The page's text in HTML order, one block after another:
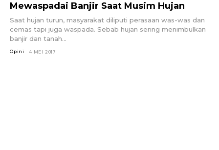
Mewaspadai Banjir Saat Musim Hujan
Saat hujan turun, masyarakat diliputi perasaan was-was dan
cemas tapi juga waspada. Sebab hujan sering menimbulkan
banjir dan tanah...
Opini 4 MEI 2017